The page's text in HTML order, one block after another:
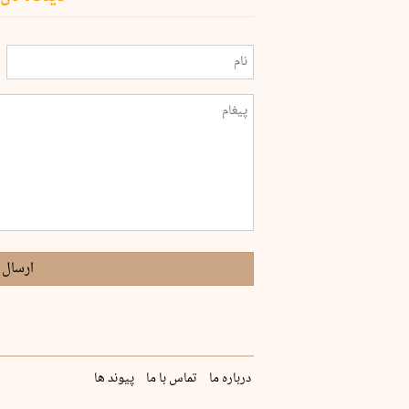
درباره ما تماس با ما پیوند ها